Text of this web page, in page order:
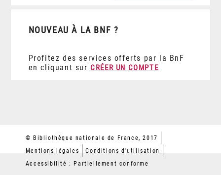
NOUVEAU À LA BNF ?
Profitez des services offerts par la BnF
en cliquant sur CRÉER UN COMPTE
© Bibliothèque nationale de France, 2017
Mentions légales
Conditions d'utilisation
Accessibilité : Partiellement conforme